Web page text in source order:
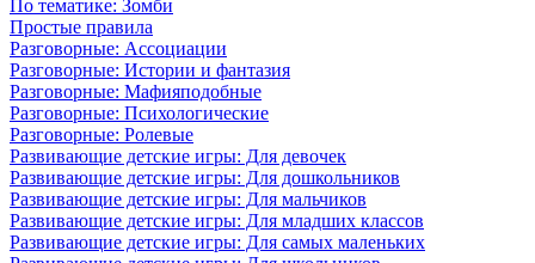
По тематике: Зомби
Простые правила
Разговорные: Ассоциации
Разговорные: Истории и фантазия
Разговорные: Мафияподобные
Разговорные: Психологические
Разговорные: Ролевые
Развивающие детские игры: Для девочек
Развивающие детские игры: Для дошкольников
Развивающие детские игры: Для мальчиков
Развивающие детские игры: Для младших классов
Развивающие детские игры: Для самых маленьких